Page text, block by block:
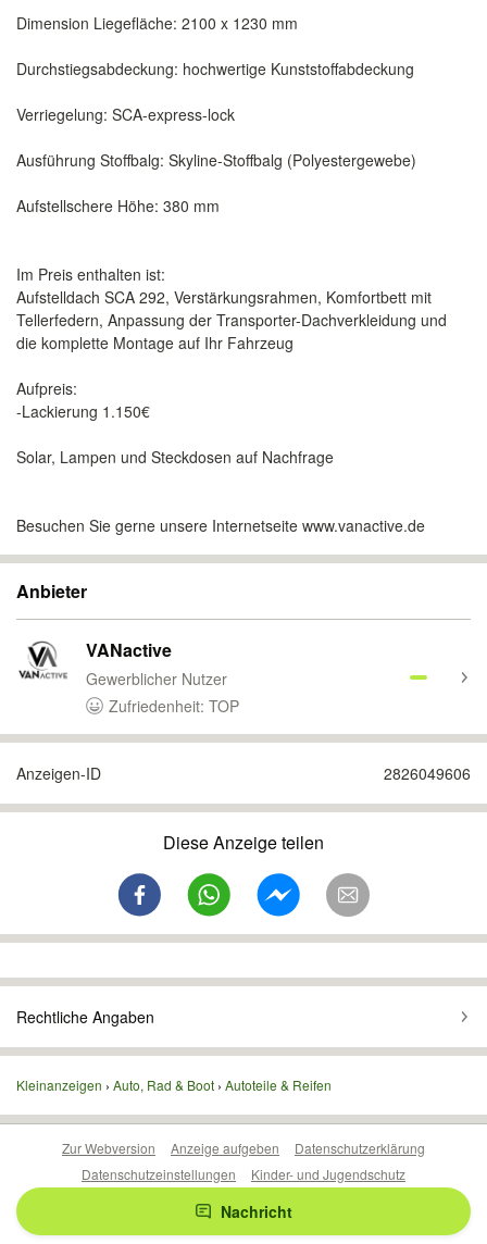
Dimension Liegefläche: 2100 x 1230 mm
Durchstiegsabdeckung: hochwertige Kunststoffabdeckung
Verriegelung: SCA-express-lock
Ausführung Stoffbalg: Skyline-Stoffbalg (Polyestergewebe)
Aufstellschere Höhe: 380 mm
Im Preis enthalten ist:
Aufstelldach SCA 292, Verstärkungsrahmen, Komfortbett mit
Tellerfedern, Anpassung der Transporter-Dachverkleidung und
die komplette Montage auf Ihr Fahrzeug
Aufpreis:
-Lackierung 1.150€
Solar, Lampen und Steckdosen auf Nachfrage
Besuchen Sie gerne unsere Internetseite www.vanactive.de
Anbieter
VANactive
Gewerblicher Nutzer
Zufriedenheit: TOP
Anzeigen-ID 2826049606
Diese Anzeige teilen
Rechtliche Angaben
Kleinanzeigen Auto, Rad & Boot Autoteile & Reifen
Nachricht
Zur Webversion Anzeige aufgeben
Datenschutzerklärung
Datenschutzeinstellungen
Kinder- und Jugendschutz
Barrierefreiheitserklärung